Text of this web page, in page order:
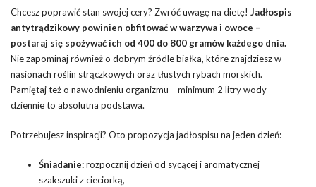
Chcesz poprawić stan swojej cery? Zwróć uwagę na dietę! Jadłospis
antytrądzikowy powinien obfitować w warzywa i owoce –
postaraj się spożywać ich od 400 do 800 gramów każdego dnia.
Nie zapominaj również o dobrym źródle białka, które znajdziesz w
nasionach roślin strączkowych oraz tłustych rybach morskich.
Pamiętaj też o nawodnieniu organizmu – minimum 2 litry wody
dziennie to absolutna podstawa.
Potrzebujesz inspiracji? Oto propozycja jadłospisu na jeden dzień:
Śniadanie:rozpocznij dzień od sycącej i aromatycznej
szakszuki z cieciorką,